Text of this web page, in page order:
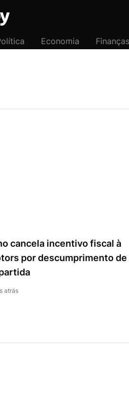
Economia
cancela incentivo fiscal à
por descumprimento de
atrás